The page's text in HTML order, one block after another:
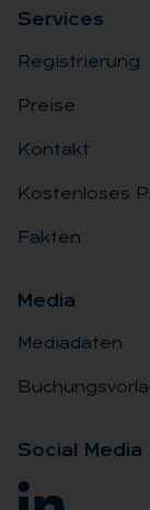
Ser­vices
Registrierung
Preise
Kontakt
Kostenloses
Fakten
Me­dia
Mediadaten
So­ci­al Me­dia